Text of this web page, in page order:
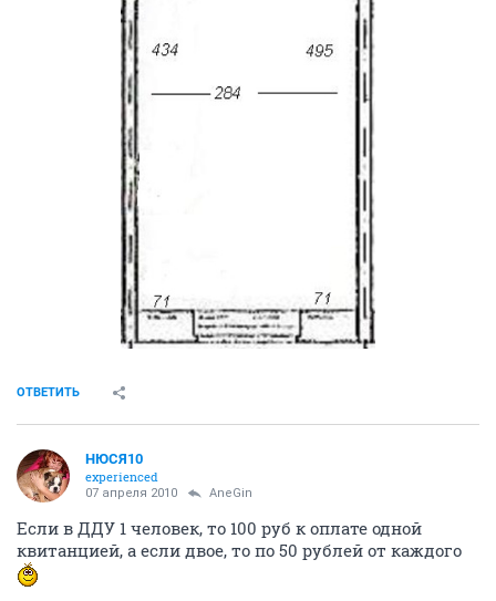
ОТВЕТИТЬ
НЮСЯ10
experienced
07 апреля 2010 AneGin
Если в ДДУ 1 человек, то 100 руб к оплате одной
квитанцией, а если двое, то по 50 рублей от каждого